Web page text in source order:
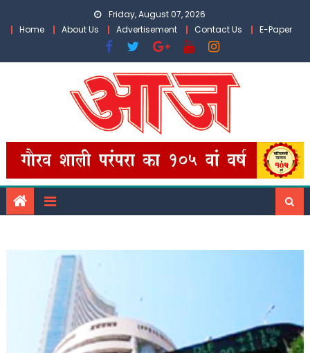
Friday, August 07, 2026
Home
About Us Advertisement Contact Us E-Paper